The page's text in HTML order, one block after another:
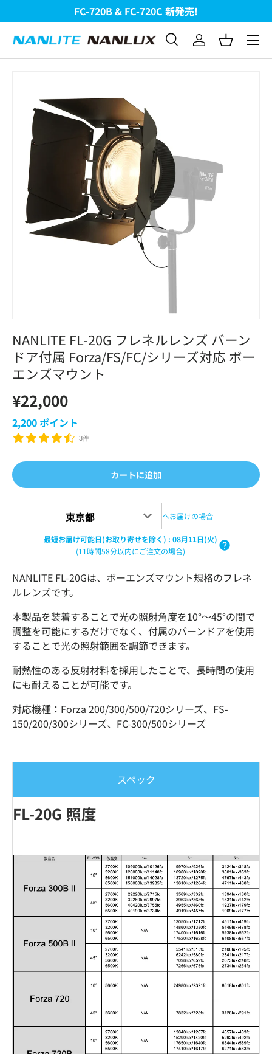
コンテンツへスキップ
FC-720B & FC-720C 新発売!
検索
検索 ログインバスケッ
メニ
NANLITE FL-20G フレネルレンズ バーン
ドア付属 Forza/FS/FC/シリーズ対応 ボー
エンズマウント
¥22,000
2,200ポイント
3件
カートに追加
へお届けの場合
最短お届け可能日(お取り寄せを除く) : 08月11日(火)
(11時間58分以内にご注文の場合)
NANLITE FL-20Gは、ボーエンズマウント規格のフレネ
ルレンズです。
本製品を装着することで光の照射角度を10°〜45°の間で
調整を可能にするだけでなく、付属のバーンドアを使用
することで光の照射範囲を調節できます。
耐熱性のある反射材料を採用したことで、長時間の使用
にも耐えることが可能です。
対応機種：Forza 200/300/500/720シリーズ、FS-
150/200/300シリーズ、FC-300/500シリーズ
スペック
FL-20G 照度